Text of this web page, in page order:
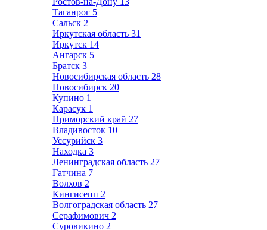
Таганрог 5
Сальск 2
Иркутская область 31
Иркутск 14
Ангарск 5
Братск 3
Новосибирская область 28
Новосибирск 20
Купино 1
Карасук 1
Приморский край 27
Владивосток 10
Уссурийск 3
Находка 3
Ленинградская область 27
Гатчина 7
Волхов 2
Кингисепп 2
Волгоградская область 27
Серафимович 2
Суровикино 2